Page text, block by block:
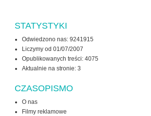
STATYSTYKI
Odwiedzono nas: 9241915
Liczymy od 01/07/2007
Opublikowanych treści: 4075
Aktualnie na stronie: 3
CZASOPISMO
O nas
Filmy reklamowe